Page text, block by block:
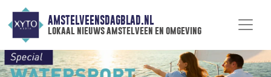
AMSTELVEENSDAGBLAD.NL
lokaal nieuws amstelveen en omgeving